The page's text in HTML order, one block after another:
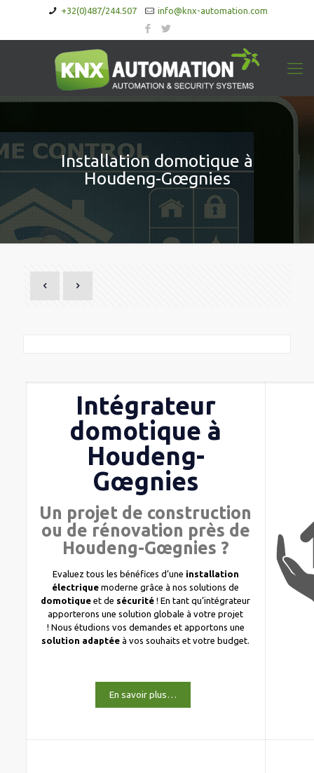
+32(0)487/244.507 info@knx-automation.com
Installation domotique à
Houdeng-Gœgnies
Intégrateur
domotique à
Houdeng-
Gœgnies
Un projet de construction
ou de rénovation près de
Houdeng-Gœgnies ?
Evaluez tous les bénéfices d’une installation
électrique moderne grâce à nos solutions de
domotique et de sécurité ! En tant qu’intégrateur
apporterons une solution globale à votre projet
! Nous étudions vos demandes et apportons une
solution adaptéeà vos souhaits et votre budget.
En savoir plus…